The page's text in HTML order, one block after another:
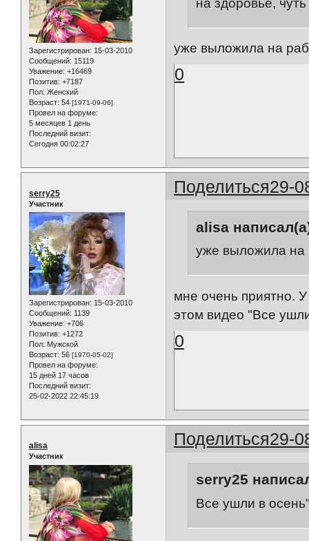
Зарегистрирован: 15-03-2010
Сообщений: 15119
Уважение: +16469
Позитив: +7187
Пол: Женский
Возраст: 54 [1971-09-06]
Провел на форуме:
5 месяцев 1 день
Последний визит:
Сегодня 00:02:27
на здоровье,
уже выложила на
0
Поделиться29-
serry25
Участник
Зарегистрирован: 15-03-2010
Сообщений: 1139
Уважение: +706
Позитив: +1272
Пол: Мужской
Возраст: 56 [1970-05-02]
Провел на форуме:
15 дней 17 часов
Последний визит:
25-02-2022 22:45:19
alisa
уже выложила на
мне очень приятно.
этом видео "Все
0
Поделиться29-
alisa
Участник
serry25
Все ушли в